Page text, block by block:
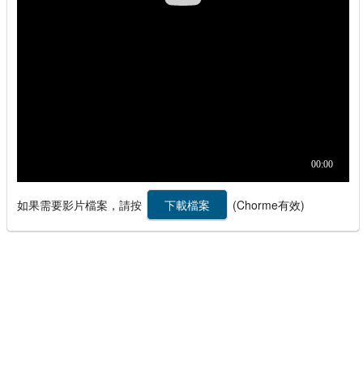
如果需要影片檔案，請按 (Chorme有效)